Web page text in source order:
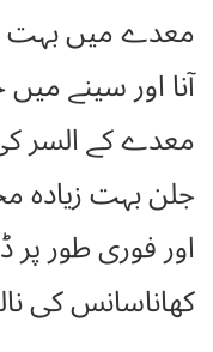
معدے میں بہت
آنا اور سینے
معدے کے السر
جلن بہت زیادہ
اور فوری طور پر
کھاناسانس کی